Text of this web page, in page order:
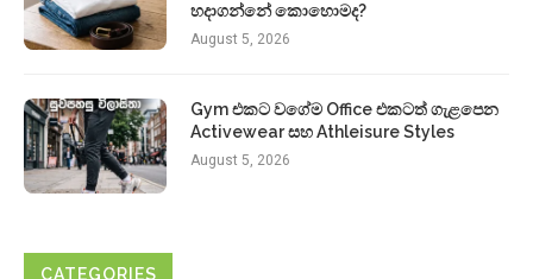
හදාගන්නේ කොහොමද?
August 5, 2026
Gym එකට වගේම Office එකටත් ගැළපෙන
Activewear සහ Athleisure Styles
August 5, 2026
CATEGORIES